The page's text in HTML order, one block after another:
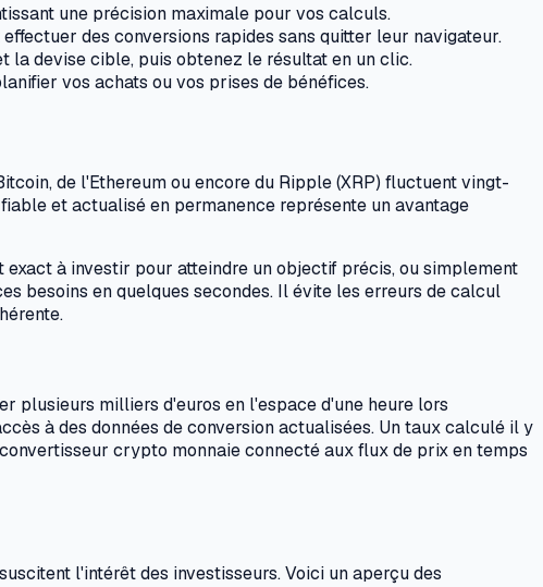
une précision maximale pour vos calculs.
des conversions rapides sans quitter leur navigateur.
devise cible, puis obtenez le résultat en un clic.
vos achats ou vos prises de bénéfices.
de l'Ethereum ou encore du Ripple (XRP) fluctuent vingt-
et actualisé en permanence représente un avantage
à investir pour atteindre un objectif précis, ou simplement
besoins en quelques secondes. Il évite les erreurs de calcul
plusieurs milliers d'euros en l'espace d'une heure lors
à des données de conversion actualisées. Un taux calculé il y
crypto monnaie connecté aux flux de prix en temps
l'intérêt des investisseurs. Voici un aperçu des